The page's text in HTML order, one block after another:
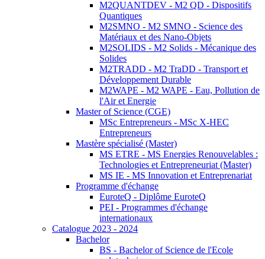
M2QUANTDEV - M2 QD - Dispositifs
Quantiques
M2SMNO - M2 SMNO - Science des
Matériaux et des Nano-Objets
M2SOLIDS - M2 Solids - Mécanique des
Solides
M2TRADD - M2 TraDD - Transport et
Développement Durable
M2WAPE - M2 WAPE - Eau, Pollution de
l'Air et Energie
Master of Science (CGE)
MSc Entrepreneurs - MSc X-HEC
Entrepreneurs
Mastère spécialisé (Master)
MS ETRE - MS Energies Renouvelables :
Technologies et Entrepreneuriat (Master)
MS IE - MS Innovation et Entreprenariat
Programme d'échange
EuroteQ - Diplôme EuroteQ
PEI - Programmes d'échange
internationaux
Catalogue 2023 - 2024
Bachelor
BS - Bachelor of Science de l'Ecole